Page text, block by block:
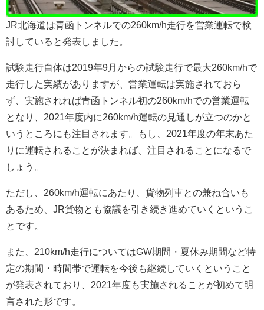
JR北海道は青函トンネルでの260km/h走行を営業運転で検
討していると発表しました。
試験走行自体は2019年9月からの試験走行で最大260km/hで
走行した実績がありますが、営業運転は実施されておら
ず、実施されれば青函トンネル初の260km/hでの営業運転
となり、2021年度内に260km/h運転の見通しが立つのかと
いうところにも注目されます。もし、2021年度の年末あた
りに運転されることが決まれば、注目されることになるで
しょう。
ただし、260km/h運転にあたり、貨物列車との兼ね合いも
あるため、JR貨物とも協議を引き続き進めていくというこ
とです。
また、210km/h走行についてはGW期間・夏休み期間など特
定の期間・時間帯で運転を今後も継続していくということ
が発表されており、2021年度も実施されることが初めて明
言された形です。